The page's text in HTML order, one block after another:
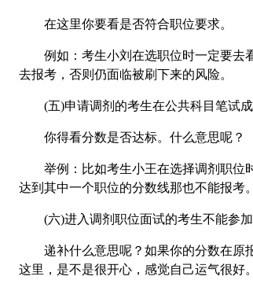
在这里你要看是否符合职位要求。
例如：考生小刘在选职位时一定要去看
去报考，否则仍面临被刷下来的风险。
(五)申请调剂的考生在公共科目笔试成
你得看分数是否达标。什么意思呢？
举例：比如考生小王在选择调剂职位时
达到其中一个职位的分数线那也不能报考。
(六)进入调剂职位面试的考生不能参加
递补什么意思呢？如果你的分数在原报
这里，是不是很开心，感觉自己运气很好。